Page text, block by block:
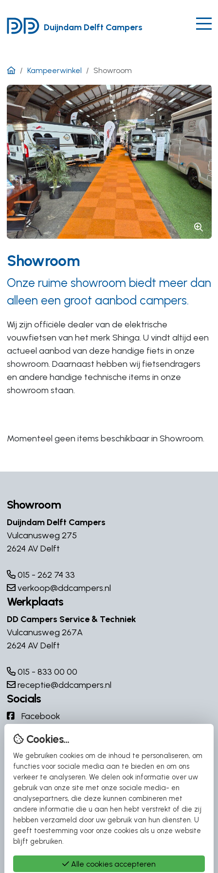
Duijndam Delft Campers
Kampeerwinkel Showroom
Showroom
Onze ruime showroom biedt meer dan
alleen een groot aanbod campers.
Wij zijn officiële dealer van de elektrische
vouwfietsen van het merk Shinga. U vindt altijd een
actueel aanbod van deze handige fiets in onze
showroom. Daarnaast hebben wij fietsendragers
en andere handige technische items in onze
showroom staan.
Momenteel geen items beschikbaar in Showroom.
Showroom
Duijndam Delft Campers
Vulcanusweg 275
2624 AV Delft
015 - 262 74 33
verkoop@ddcampers.nl
Werkplaats
DD Campers Service & Techniek
Vulcanusweg 267A
2624 AV Delft
015 - 833 00 00
receptie@ddcampers.nl
Socials
Facebook
Instagram
YouTube
YouTube
Snel naar
DD Campers
Adria Campers
Carthago Campers
Etrusco Campers
Malibu Campers
Cookies...
We gebruiken cookies om de inhoud te personaliseren, om
functies voor sociale media aan te bieden en om ons
verkeer te analyseren. We delen ook informatie over uw
gebruik van onze site met onze sociale media- en
analysepartners, die deze kunnen combineren met
andere informatie die u aan hen hebt verstrekt of die zij
hebben verzameld door uw gebruik van hun diensten. U
geeft toestemming voor onze cookies als u onze website
blijft gebruiken.
Alle cookies accepteren